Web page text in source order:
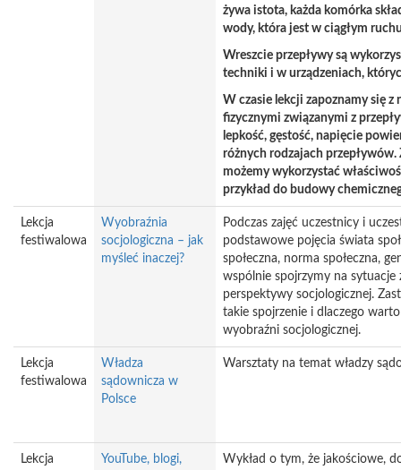
żywa istota, każda komórka
wody, która jest w ciągłym
Wreszcie przepływy są
techniki i w urządzeniach,
W czasie lekcji zapoznamy się
fizycznymi związanymi z
lepkość, gęstość, napięcie
różnych rodzajach przepływów.
możemy wykorzystać
przykład do budowy
Lekcja
festiwalowa
Wyobraźnia
socjologiczna – jak
myśleć inaczej?
Podczas zajęć uczestnicy i
podstawowe pojęcia świata
społeczna, norma społeczna,
wspólnie spojrzymy na sytuacje
perspektywy socjologicznej.
takie spojrzenie i dlaczego
wyobraźni socjologicznej.
Lekcja
festiwalowa
Władza
sądownicza w
Polsce
Warsztaty na temat władzy
Lekcja
YouTube, blogi,
Wykład o tym, że jakościowe,